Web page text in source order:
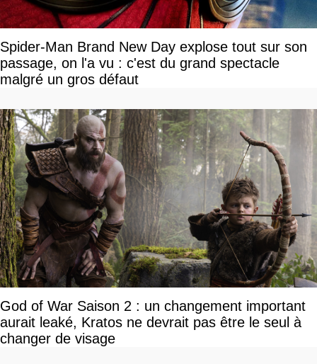
Spider-Man Brand New Day explose tout sur son
passage, on l'a vu : c'est du grand spectacle
malgré un gros défaut
God of War Saison 2 : un changement important
aurait leaké, Kratos ne devrait pas être le seul à
changer de visage